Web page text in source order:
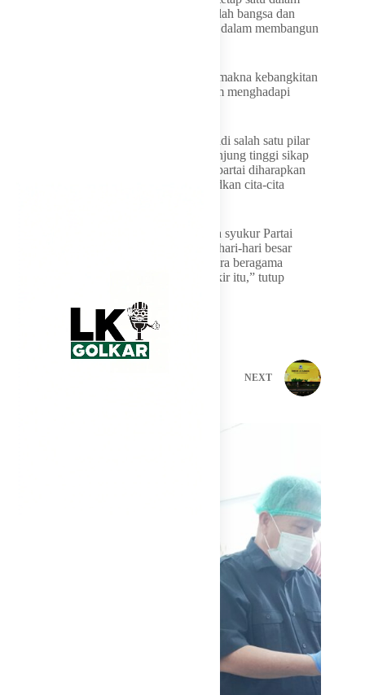
tujuan untuk menyelesaikan masalah-masalah bangsa dan
mewujudkan cita-cita para founding father dalam membangun
Bahlil juga menjelaskan, Paskah memiliki makna kebangkitan
yang relevan dengan semangat partai dalam menghadapi
Ia menambahkan, nilai kemanusiaan menjadi salah satu pilar
penting bagi Partai Golkar. Dengan menjunjung tinggi sikap
inklusif terhadap seluruh pemeluk agama, partai diharapkan
mampu terus berkontribusi dalam mewujudkan cita-cita
“Momentum ini adalah sebagai bentuk rasa syukur Partai
Golkar dalam menghargai dan merayakan hari-hari besar
keagamaan, khususnya bagi saudara-saudara beragama
Kristen dalam merayakan Paskah. Saya pikir itu,” tutup
NEXT